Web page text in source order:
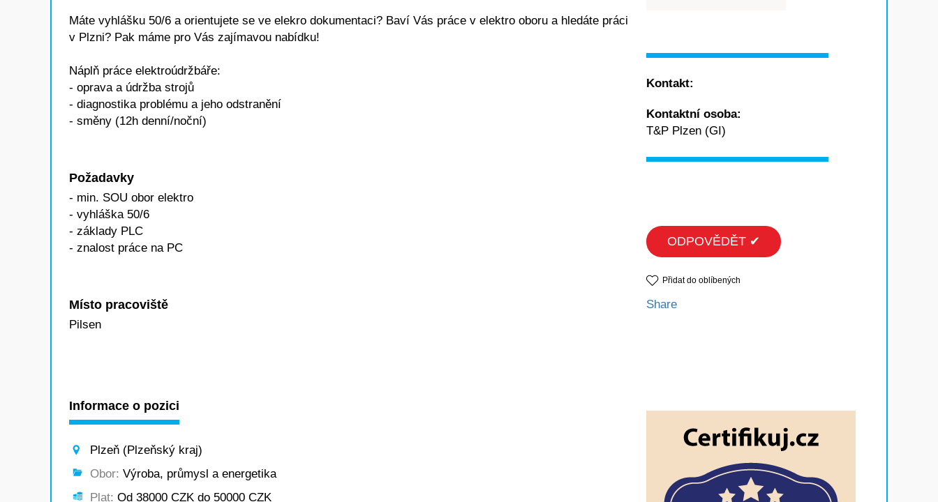
Máte vyhlášku 50/6 a orientujete se ve elekro dokumentaci? Baví Vás práce v elektro oboru a hledáte práci
v Plzni? Pak máme pro Vás zajímavou nabídku!
Náplň práce elektroúdržbáře:
- oprava a údržba strojů
- diagnostika problému a jeho odstranění
- směny (12h denní/noční)
Požadavky
- min. SOU obor elektro
- vyhláška 50/6
- základy PLC
- znalost práce na PC
Místo pracoviště
Pilsen
Informace o pozici
Plzeň (Plzeňský kraj)
Obor: Výroba, průmysl a energetika
Plat: Od 38000 CZK do 50000 CZK
Kontakt:
Kontaktní osoba:
T&P Plzen (GI)
ODPOVĚDĚT ✔
Přidat do oblíbených
Share